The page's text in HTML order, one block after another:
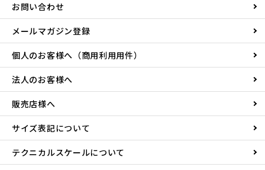
お問い合わせ
メールマガジン登録
個人のお客様へ（商用利用用件）
法人のお客様へ
販売店様へ
サイズ表記について
テクニカルスケールについて